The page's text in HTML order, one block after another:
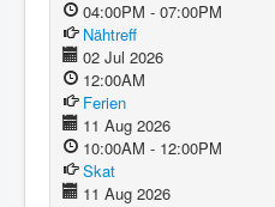
04:00PM - 07:00PM
Nähtreff
02 Jul 2026
12:00AM
Ferien
11 Aug 2026
10:00AM - 12:00PM
Skat
11 Aug 2026